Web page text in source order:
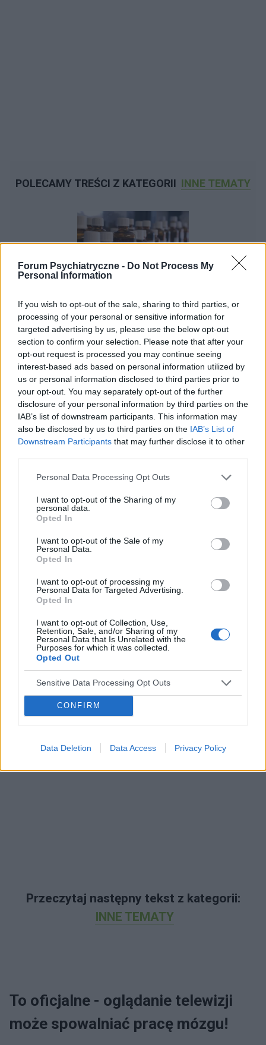
Forum Psychiatryczne - Do Not Process My
Personal Information
If you wish to opt-out of the sale, sharing to third parties, or
processing of your personal or sensitive information for
targeted advertising by us, please use the below opt-out
section to confirm your selection. Please note that after your
opt-out request is processed you may continue seeing
interest-based ads based on personal information utilized by
us or personal information disclosed to third parties prior to
your opt-out. You may separately opt-out of the further
disclosure of your personal information by third parties on the
IAB’s list of downstream participants. This information may
also be disclosed by us to third parties on the IAB’s List of
Downstream Participants that may further disclose it to other
Personal Data Processing Opt Outs
I want to opt-out of the Sharing of my
personal data.
Opted In
I want to opt-out of the Sale of my
Personal Data.
Opted In
I want to opt-out of processing my
Personal Data for Targeted Advertising.
Opted In
I want to opt-out of Collection, Use,
Retention, Sale, and/or Sharing of my
Personal Data that Is Unrelated with the
Purposes for which it was collected.
Opted Out
Sensitive Data Processing Opt Outs
CONFIRM
Data Deletion Data Access Privacy Policy
POLECAMY TREŚCI Z KATEGORII INNE TEMATY
Czy naukowcy z Brazylii znaleźli panaceum na
COIVD-19?
‹ ›
Reklama:
Przeczytaj następny tekst z kategorii:
INNE TEMATY
To oficjalne - oglądanie telewizji
może spowalniać pracę mózgu!